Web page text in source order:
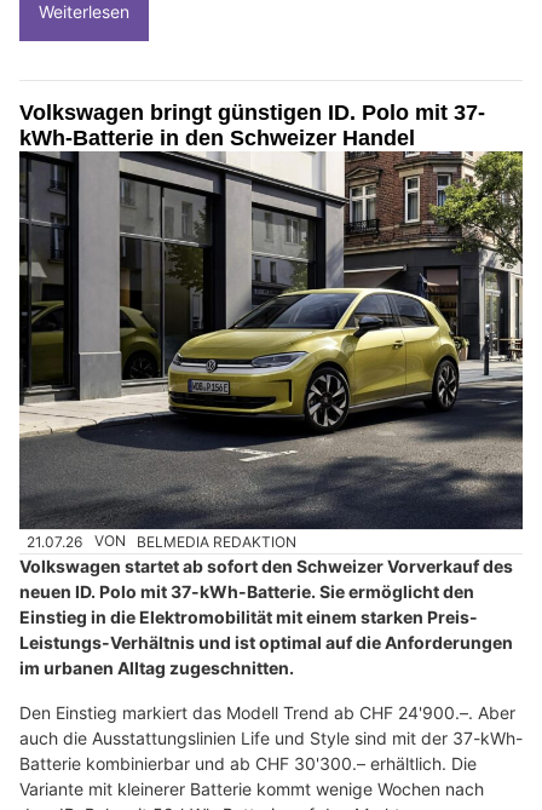
Weiterlesen
Volkswagen bringt günstigen ID. Polo mit 37-
kWh-Batterie in den Schweizer Handel
21.07.26 VON BELMEDIA REDAKTION
Volkswagen startet ab sofort den Schweizer Vorverkauf des
neuen ID. Polo mit 37-kWh-Batterie. Sie ermöglicht den
Einstieg in die Elektromobilität mit einem starken Preis-
Leistungs-Verhältnis und ist optimal auf die Anforderungen
im urbanen Alltag zugeschnitten.
Den Einstieg markiert das Modell Trend ab CHF 24'900.–. Aber
auch die Ausstattungslinien Life und Style sind mit der 37-kWh-
Batterie kombinierbar und ab CHF 30'300.– erhältlich. Die
Variante mit kleinerer Batterie kommt wenige Wochen nach